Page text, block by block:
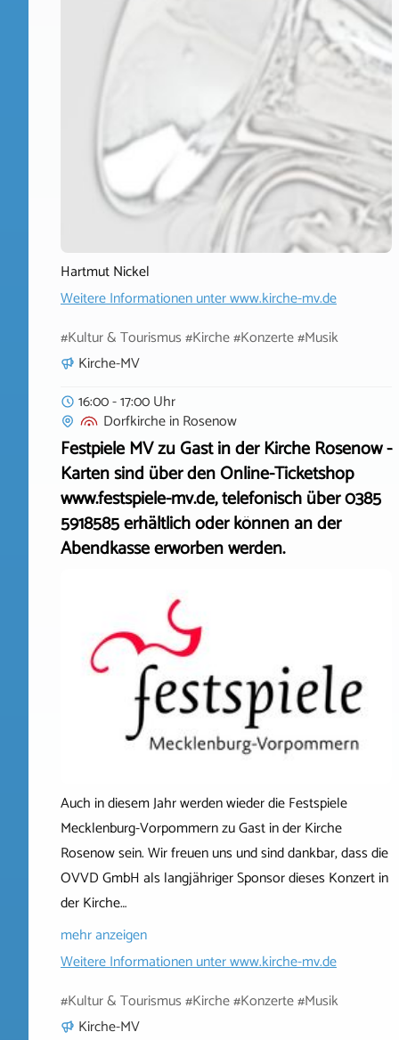
Hartmut Nickel
Weitere Informationen unterwww.kirche-mv.de
#Kultur & Tourismus #Kirche #Konzerte #Musik
Kirche-MV
16:00 - 17:00 Uhr
DorfkircheinRosenow
Festpiele MV zu Gast in der Kirche Rosenow -
Karten sind über den Online-Ticketshop
www.festspiele-mv.de, telefonisch über 0385
5918585 erhältlich oder können an der
Abendkasse erworben werden.
Auch in diesem Jahr werden wieder die Festspiele
Mecklenburg-Vorpommern zu Gast in der Kirche
Rosenow sein. Wir freuen uns und sind dankbar, dass die
OVVD GmbH als langjähriger Sponsor dieses Konzert in
der Kirche…
mehr anzeigen
Weitere Informationen unterwww.kirche-mv.de
#Kultur & Tourismus #Kirche #Konzerte #Musik
Kirche-MV